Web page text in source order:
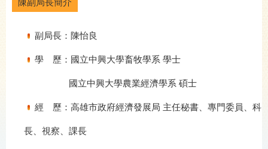
陳副局長簡介
副局長：陳怡良
學 歷：國立中興大學畜牧學系 學士
國立中興大學農業經濟學系 碩士
經 歷：高雄市政府經濟發展局 主任秘書、專門委員、科
長、視察、課長